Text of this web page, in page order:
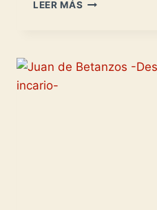
LEER MÁS